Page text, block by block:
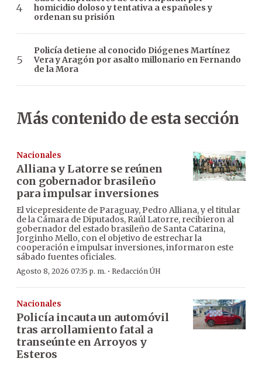
homicidio doloso y tentativa a españoles y
ordenan su prisión
Policía detiene al conocido Diógenes Martínez
Vera y Aragón por asalto millonario en Fernando
de la Mora
Más contenido de esta sección
Nacionales
Alliana y Latorre se reúnen
con gobernador brasileño
para impulsar inversiones
El vicepresidente de Paraguay, Pedro Alliana, y el titular
de la Cámara de Diputados, Raúl Latorre, recibieron al
gobernador del estado brasileño de Santa Catarina,
Jorginho Mello, con el objetivo de estrechar la
cooperación e impulsar inversiones, informaron este
sábado fuentes oficiales.
Agosto 8, 2026 07:35 p. m. · Redacción ÚH
Nacionales
Policía incauta un automóvil
tras arrollamiento fatal a
transeúnte en Arroyos y
Esteros